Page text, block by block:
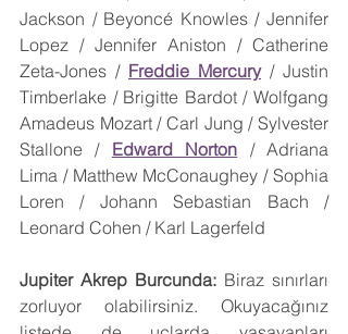
Jackson / Beyoncé Knowles / Jennifer
Lopez / Jennifer Aniston / Catherine
Zeta-Jones / Freddie Mercury / Justin
Timberlake / Brigitte Bardot / Wolfgang
Amadeus Mozart / Carl Jung / Sylvester
Stallone / Edward Norton / Adriana
Lima / Matthew McConaughey / Sophia
Loren / Johann Sebastian Bach /
Leonard Cohen / Karl Lagerfeld
Jupiter Akrep Burcunda: Biraz sınırları
zorluyor olabilirsiniz. Okuyacağınız